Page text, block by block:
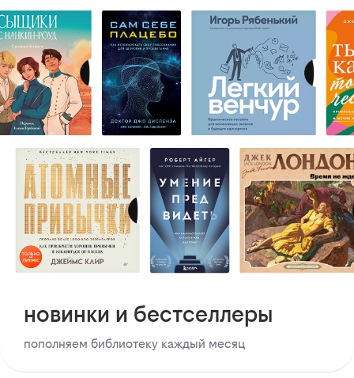
новинки и бестселлеры
пополняем библиотеку каждый месяц